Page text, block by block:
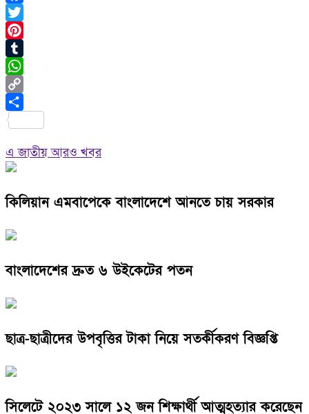
Facebook
Twitter
Pinterest
Tumblr
WhatsApp
Copy
Link
এ জাতীয় আরও খবর
কিলিয়ান এমবাপেকে বাংলাদেশে আনতে চায় সরকার
বাংলাদেশের দ্রুত ৬ উইকেটের পতন
ছাত্র-ছাত্রীদের উপবৃত্তির টাকা নিয়ে সতর্কীকরণ বিজ্ঞপ্তি
সিলেটে ২০২৩ সালে ১২ জন শিক্ষার্থী আত্মহত্যার করেছেন